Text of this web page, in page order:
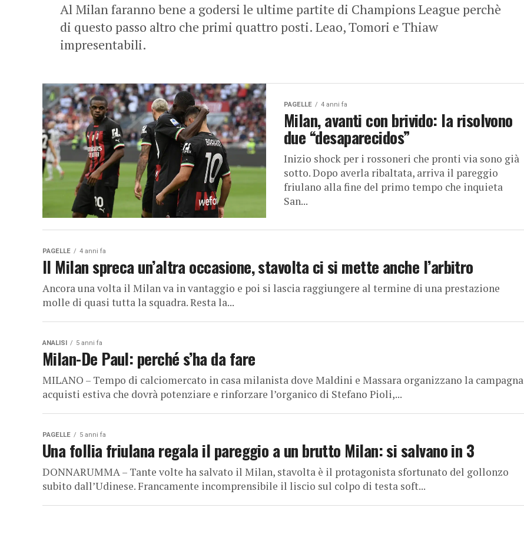
Al Milan faranno bene a godersi le ultime partite di Champions League perchè
di questo passo altro che primi quattro posti. Leao, Tomori e Thiaw
impresentabili.
PAGELLE 4 anni fa
Milan, avanti con brivido: la risolvono
due “desaparecidos”
Inizio shock per i rossoneri che pronti via sono già
sotto. Dopo averla ribaltata, arriva il pareggio
friulano alla fine del primo tempo che inquieta
San...
PAGELLE 4 anni fa
Il Milan spreca un’altra occasione, stavolta ci si mette anche l’arbitro
Ancora una volta il Milan va in vantaggio e poi si lascia raggiungere al termine di una prestazione
molle di quasi tutta la squadra. Resta la...
ANALISI 5 anni fa
Milan-De Paul: perché s’ha da fare
MILANO – Tempo di calciomercato in casa milanista dove Maldini e Massara organizzano la campagna
acquisti estiva che dovrà potenziare e rinforzare l’organico di Stefano Pioli,...
PAGELLE 5 anni fa
Una follia friulana regala il pareggio a un brutto Milan: si salvano in 3
DONNARUMMA – Tante volte ha salvato il Milan, stavolta è il protagonista sfortunato del gollonzo
subito dall’Udinese. Francamente incomprensibile il liscio sul colpo di testa soft...